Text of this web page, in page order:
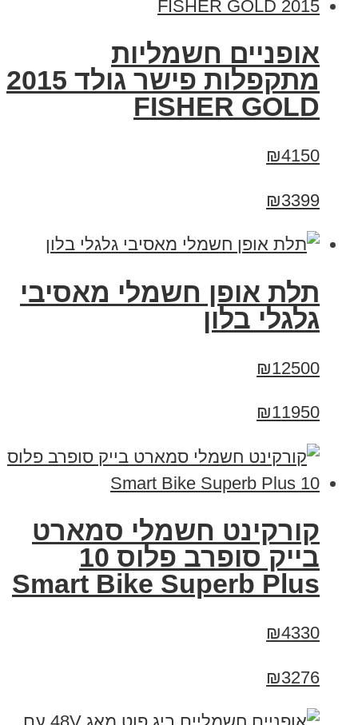
אופניים חשמליות
מתקפלות פישר גולד 2015
FISHER GOLD
₪4150
₪3399
תלת אופן חשמלי מאסיבי
גלגלי בלון
₪12500
₪11950
קורקינט חשמלי סמארט
בייק סופרב פלוס 10
Smart Bike Superb Plus
₪4330
₪3276